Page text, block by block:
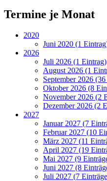
Termine je Monat
2020
Juni 2020 (1
2026
Juli 2026 (1 Eintrag)
August 2026 (1
September 2026
Oktober 2026 (8
November 2026 (2
Dezember 2026 (2
2027
Januar 2027 (7
Februar 2027 (10
März 2027 (11
April 2027 (19
Mai 2027 (9
Juni 2027 (8
Juli 2027 (7